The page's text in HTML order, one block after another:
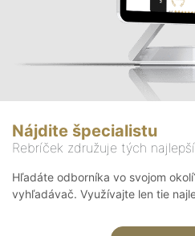
Nájdite špecialistu
Rebríček združuje tých
Hľadáte odborníka vo svojom
vyhľadávač. Využívajte len tie